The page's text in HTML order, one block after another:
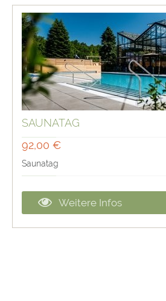
SAUNATAG
92,00 €
Saunatag
Weitere Infos